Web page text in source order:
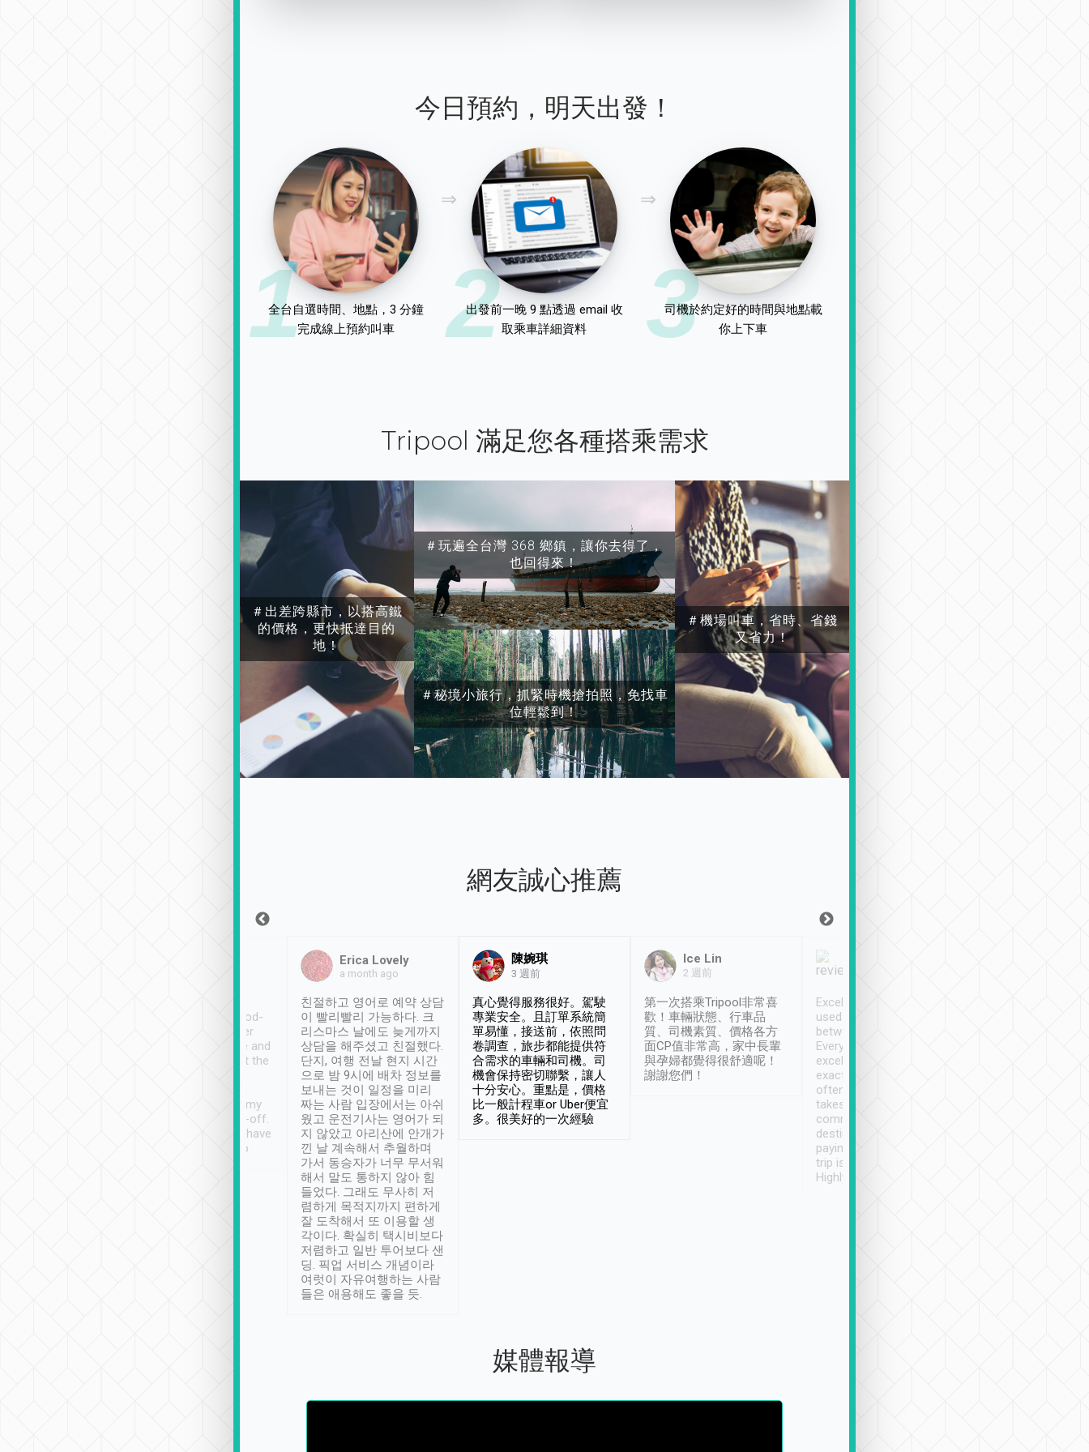
今日預約，明天出發！
1
全台自選時間、地點，3 分鐘
完成線上預約叫車
2
出發前一晚 9 點透過 email 收
取乘車詳細資料
3
司機於約定好的時間與地點載
你上下車
Tripool 滿足您各種搭乘需求
＃出差跨縣市，以搭高鐵
的價格，更快抵達目的
地！
＃玩遍全台灣 368 鄉鎮，讓你去得了，
也回得來！
＃秘境小旅行，抓緊時機搶拍照，免找車
位輕鬆到！
＃機場叫車，省時、省錢
又省力！
網友誠心推薦
service, vehicles in good-
condition and the driver
service was awesome and
thoughtful. Driver went the
have safely arrived at my
destination after drop-off.
Definitely something I have
not seen elsewhere 👍
Erica Lovely
a month ago
친절하고 영어로 예약 상담
이 빨리빨리 가능하다. 크
리스마스 날에도 늦게까지
상담을 해주셨고 친절했다.
단지, 여행 전날 현지 시간
으로 밤 9시에 배차 정보를
보내는 것이 일정을 미리
짜는 사람 입장에서는 아쉬
웠고 운전기사는 영어가 되
지 않았고 아리산에 안개가
낀 날 계속해서 추월하며
가서 동승자가 너무 무서워
해서 말도 통하지 않아 힘
들었다. 그래도 무사히 저
렴하게 목적지까지 편하게
잘 도착해서 또 이용할 생
각이다. 확실히 택시비보다
저렴하고 일반 투어보다 샌
딩. 픽업 서비스 개념이라
여럿이 자유여행하는 사람
들은 애용해도 좋을 듯.
陳婉琪
3 週前
真心覺得服務很好。駕駛
專業安全。且訂單系統簡
單易懂，接送前，依照問
卷調查，旅步都能提供符
合需求的車輛和司機。司
機會保持密切聯繫，讓人
十分安心。重點是，價格
比一般計程車or Uber便宜
多。很美好的一次經驗
Ice Lin
2 週前
第一次搭乘Tripool非常喜
歡！車輛狀態、行車品
質、司機素質、價格各方
面CP值非常高，家中長輩
與孕婦都覺得很舒適呢！
謝謝您們！
Excellent service. We have
used Tripool to travel
between cities in Taiwan.
Every driver has been
excellent and arrives
exactly on time. As there is
often limited English it
takes the difficulty out of
communicating the
destination details and
paying online prior to the
trip is very convenient.
Highly recommended
媒體報導